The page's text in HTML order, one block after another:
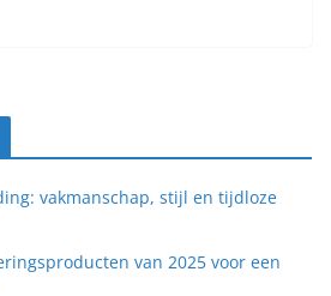
vakmanschap, stijl en tijdloze
van 2025 voor een